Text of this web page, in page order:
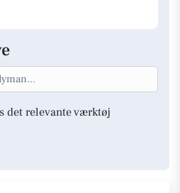
det relevante værktøj